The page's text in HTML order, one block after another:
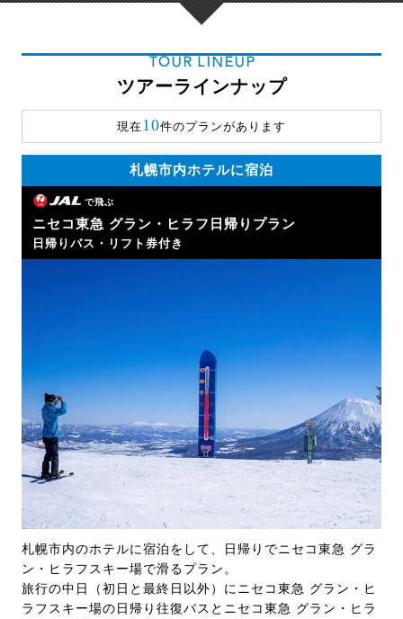
TOUR LINEUP
ツアーラインナップ
現在10件のプランがあります
札幌市内ホテルに宿泊
で飛ぶ
ニセコ東急 グラン・ヒラフ日帰りプラン
日帰りバス・リフト券付き
札幌市内のホテルに宿泊をして、日帰りでニセコ東急 グラ
ン・ヒラフスキー場で滑るプラン。
旅行の中日（初日と最終日以外）にニセコ東急 グラン・ヒ
ラフスキー場の日帰り往復バスとニセコ東急 グラン・ヒラ